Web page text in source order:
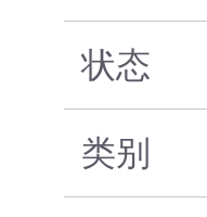
状态
类别